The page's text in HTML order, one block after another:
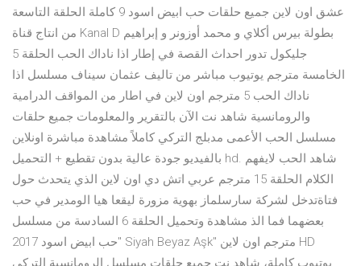
عشق اون لاين جميع حلقات حب ابيض اسود 9 كاملة الحلقة التاسعة
من انتاج قناة Kanal D بطولة بيرس أكلاي و محمد أوزونر و إبراهيم
جليكول تدور احداث القصة في إطار اذا ناداك الحب الحلقة 5
الخامسة مترجم يوتيوب مباشر من تاليف عثمان سيناف مسلسل اذا
ناداك الحب 5 مترجم اون لاين في اطار من المواقف الدرامية
والرومانسية شاهد نت الآن بالتقرير والمعلومات جميع حلقات
مسلسل الحب الأعمى مدبلج التركي كاملاً مشاهدة مباشرة اونلاين
بالفيديو جودة عالية بدون تقطيع + التحميل hd. شاهد الحب لايفهم
الكلام الحلقة 15 مترجم عربي اتش دي اون لاين الذي يتحدث حول
فتاةتدخل لشركة سارسلماز بهوية مزورة ليقعا هيا الومدير في حب
بعضهما فما الذ مشاهدة وتحميل الحلقة 6 السادسة من مسلسل
"حب ابيض اسود 2017 Siyah Beyaz Aşk" مترجم اون لاين HD